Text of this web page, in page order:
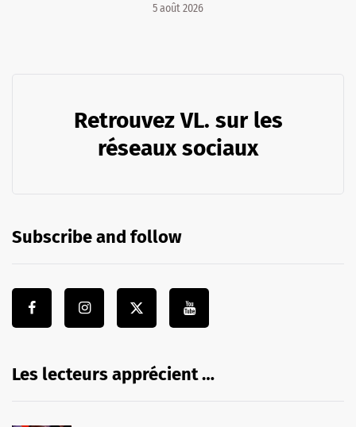
5 août 2026
Retrouvez VL. sur les
réseaux sociaux
Subscribe and follow
Les lecteurs apprécient …